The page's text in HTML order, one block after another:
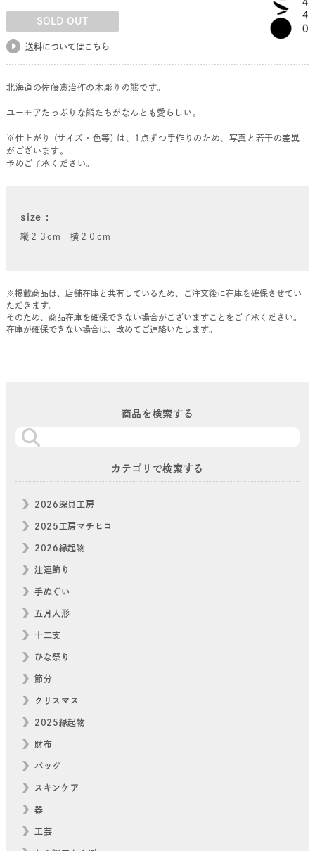
SOLD OUT
送料については こちら
北海道の佐藤憲治作の木彫りの熊です。
ユーモアたっぷりな熊たちがなんとも愛らしい。
※仕上がり (サイズ・色等) は、1点ずつ手作りのため、写真と若干の差異
がございます。
予めご了承ください。
size
縦２３cm 横２０cm
※掲載商品は、店舗在庫と共有しているため、ご注文後に在庫を確保させてい
ただきます。
そのため、商品在庫を確保できない場合がございますことをご了承ください。
在庫が確保できない場合は、改めてご連絡いたします。
商品を検索する
カテゴリで検索する
2026深貝工房
2025工房マチヒコ
2026縁起物
注連飾り
手ぬぐい
五月人形
十二支
ひな祭り
節分
クリスマス
2025縁起物
財布
バッグ
スキンケア
器
工芸